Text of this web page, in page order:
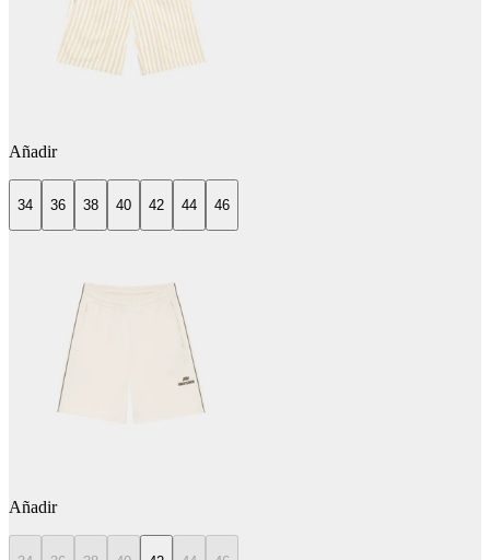
Añadir
34 36 38 40 42 44 46
Añadir